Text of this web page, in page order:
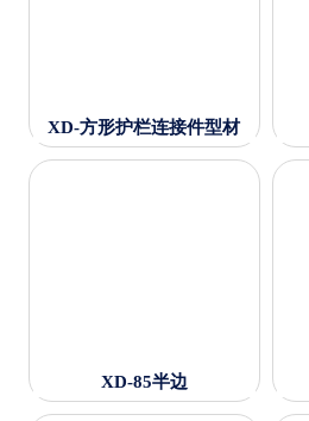
XD-方形护栏连接件型材
XD-85半边